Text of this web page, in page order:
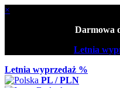
×
Darmowa
Letnia
Letnia wyprzedaż %
PL / PLN